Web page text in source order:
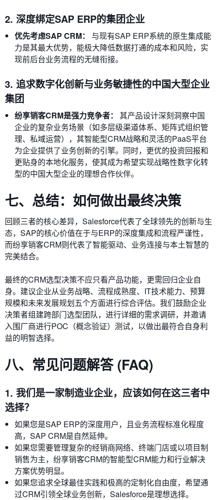
2. 深度绑定SAP ERP的集团企业
优先考虑SAP CRM：
与现有SAP ERP系统的原生集成能
力是其最大优势，能极大降低数据打通的成本和风险，实
现前后台业务流程的无缝衔接。
3. 追求数字化创新与业务敏捷性的中国大型企业
集团
纷享销客CRM是强力竞争者：
其产品设计深刻洞察中国
企业的复杂业务场景（如多层级渠道体系、矩阵式组织管
理、私域运营），其智能型CRM战略和灵活的PaaS平台
为企业提供了业务创新的引擎。同时，更优的投资回报和
更贴身的本地化服务，使其成为希望实现战略性数字化转
型的中国大型企业的理想合作伙伴。
七、总结：如何做出最终决策
回顾三者的核心差异，Salesforce代表了全球领先的创新与生
态，SAP的核心价值在于与ERP的深度集成和流程严谨性，
而纷享销客CRM则代表了智能驱动、业务连接与本土智慧的
完美结合。
最终的CRM选型决策不应只看产品功能，更需回归企业自
身。建议企业从业务战略、流程成熟度、IT技术能力、预算
规模和未来发展规划五个方面进行综合评估。我们鼓励企业
决策者组建跨部门选型团队，进行详细的需求调研，并邀请
入围厂商进行POC（概念验证）测试，以做出最符合自身利
益的明智选择。
八、常见问题解答 (FAQ)
1. 我们是一家制造业企业，应该如何在这三者中
选择？
如果您是SAP ERP的深度用户，且业务流程标准化程度
高，SAP CRM是自然延伸。
如果您需要管理复杂的经销商网络、终端门店或以项目制
销售为主，纷享销客CRM的智能型CRM能力和行业解决
方案优势明显。
如果您追求全球最佳实践和极高的定制化自由度，希望通
过CRM引领全球业务创新，Salesforce是理想选择。